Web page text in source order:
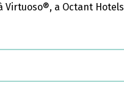
Virtuoso®, a Octant